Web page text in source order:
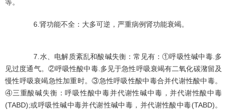
等。
6.肾功能不全：大多可逆，严重病例肾功能衰竭。
7.水、电解质紊乱和酸碱失衡：常见有：①呼吸性碱中毒.多
见过度通气。②呼吸性酸中毒.多见于急性呼吸衰竭有二氧化碳潴留及
慢性呼吸衰竭急性加重时。③急性呼吸性酸中毒合并代谢性酸中毒。
④三重酸碱失衡：呼吸性酸中毒并代谢性碱中毒，并代谢性酸中毒
(TABD);或呼吸性碱中毒并代谢性碱中毒，并代谢性酸中毒(TABD)。